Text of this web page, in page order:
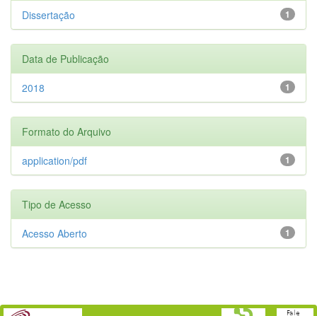
1
Dissertação
Data de Publicação
1
2018
Formato do Arquivo
1
application/pdf
Tipo de Acesso
1
Acesso Aberto